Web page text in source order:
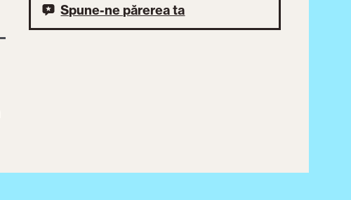
Spune-ne părerea ta